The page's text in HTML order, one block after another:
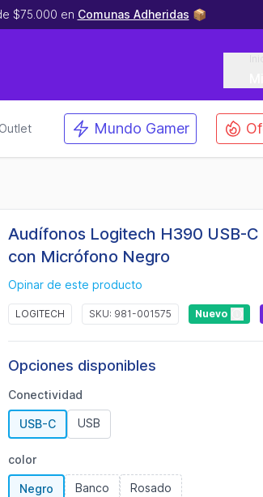
$75.000 en Comunas Adheridas 📦
Outlet Mundo Gamer
Audífonos Logitech H390 USB-
con Micrófono Negro
Opinar de este producto
LOGITECH SKU: 981-001575 Nuevo
Opciones disponibles
Conectividad
USB-C USB
color
Negro Banco Rosado